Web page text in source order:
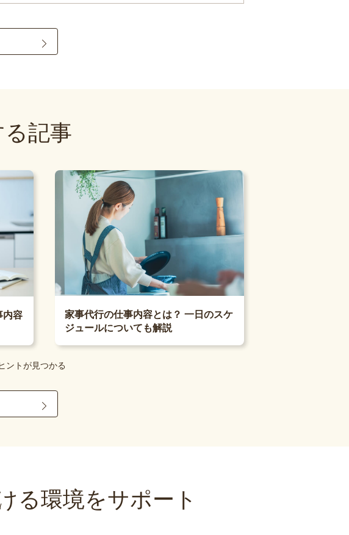
記事
内容
家事代行の仕事内容とは？ 一日のスケ
ジュールについても解説
ントが見つかる
る環境をサポート